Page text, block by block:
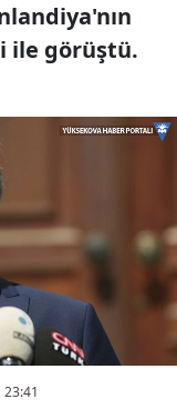
ile görüştü.